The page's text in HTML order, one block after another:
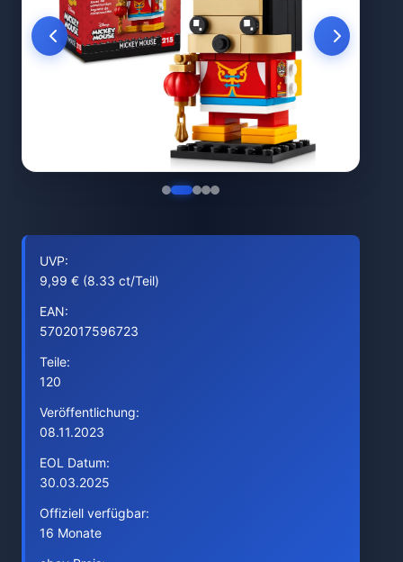
UVP:
9,99 € (8.33 ct/Teil)
EAN:
5702017596723
Teile:
120
Veröffentlichung:
08.11.2023
EOL Datum:
30.03.2025
Offiziell verfügbar:
16 Monate